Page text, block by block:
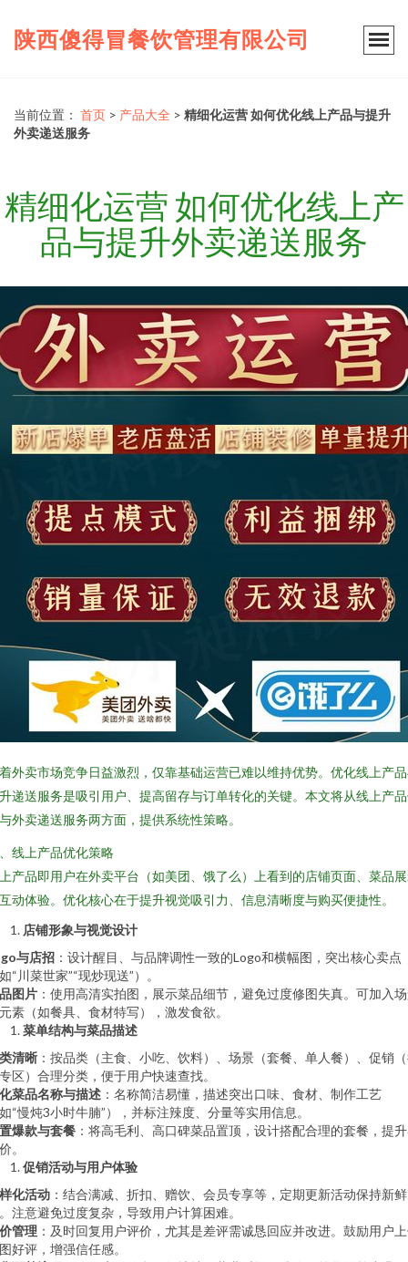
陕西傻得冒餐饮管理有限公司
当前位置： 首页 > 产品大全 > 精细化运营 如何优化线上产品与提升
外卖递送服务
精细化运营 如何优化线上产
品与提升外卖递送服务
外卖市场竞争日益激烈，仅靠基础运营已难以维持优势。优化线上产
递送服务是吸引用户、提高留存与订单转化的关键。本文将从线上产
外卖递送服务两方面，提供系统性策略。
线上产品优化策略
产品即用户在外卖平台（如美团、饿了么）上看到的店铺页面、菜品
动体验。优化核心在于提升视觉吸引力、信息清晰度与购买便捷性。
店铺形象与视觉设计
与店招 ：设计醒目、与品牌调性一致的Logo和横幅图，突出核心卖点
“川菜世家”“现炒现送”）。
图片 ：使用高清实拍图，展示菜品细节，避免过度修图失真。可加入
素（如餐具、食材特写），激发食欲。
菜单结构与菜品描述
清晰 ：按品类（主食、小吃、饮料）、场景（套餐、单人餐）、促销
区）合理分类，便于用户快速查找。
菜品名称与描述 ：名称简洁易懂，描述突出口味、食材、制作工艺
“慢炖3小时牛腩”），并标注辣度、分量等实用信息。
爆款与套餐 ：将高毛利、高口碑菜品置顶，设计搭配合理的套餐，提
。
促销活动与用户体验
化活动 ：结合满减、折扣、赠饮、会员专享等，定期更新活动保持新鲜
注意避免过度复杂，导致用户计算困难。
管理 ：及时回复用户评价，尤其是差评需诚恳回应并改进。鼓励用户
好评，增强信任感。